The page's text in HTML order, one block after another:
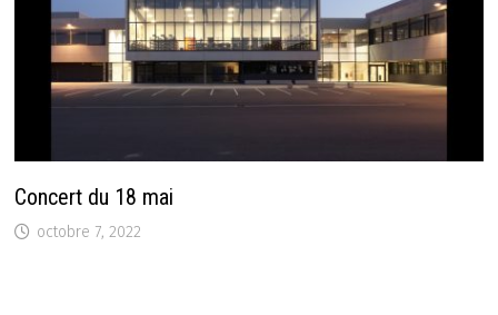
Concert du 18 mai
octobre 7, 2022